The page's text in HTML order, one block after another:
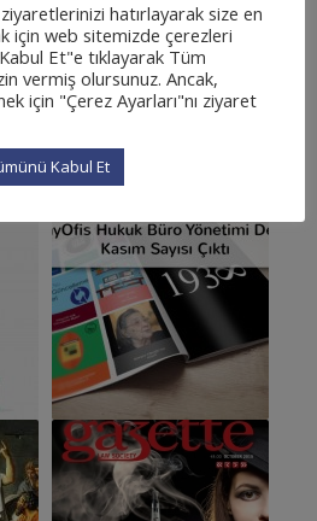
hatırlayarak size en
için web sitemizde çerezleri
Et"e tıklayarak Tüm
vermiş olursunuz. Ancak,
için "Çerez Ayarları"nı ziyaret
Kabul Et